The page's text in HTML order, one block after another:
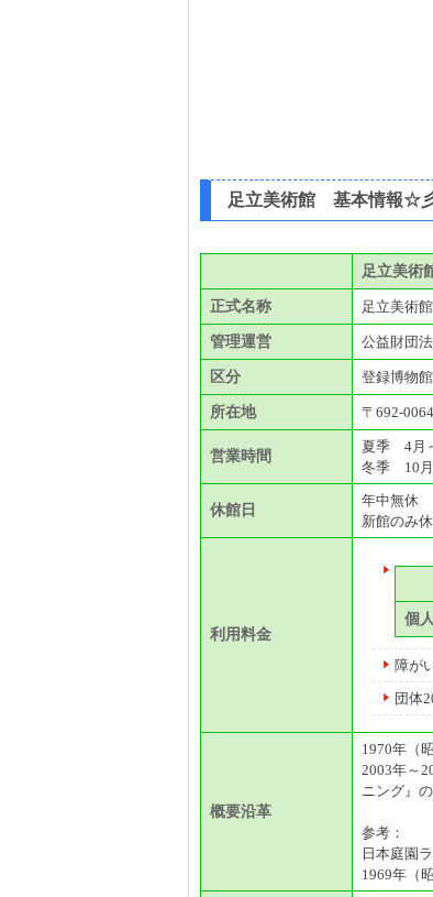
足立美術館 基本情報☆
足立美術
正式名称 足立美術館
管理運営 公益財団
区分 登録博物館
所在地 〒692-
営業時間
夏季 4月
冬季 10
休館日
年中無休
新館のみ
利用料金
個人
障が
団体
概要沿革
1970年（
2003年～
ニング』
参考：
日本庭園
1969年（